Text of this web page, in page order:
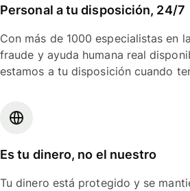
Personal a tu disposición, 24/7
Con más de 1000 especialistas en
fraude y ayuda humana real
estamos a tu disposición cuando
Es tu dinero, no el nuestro
Tu dinero está protegido y se